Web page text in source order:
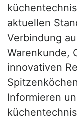
aktuellen
Verbindung
Warenkunde,
innovativen
Informieren